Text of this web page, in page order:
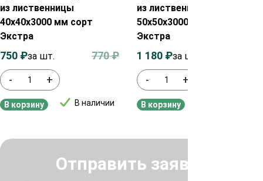
из лиственницы
40х40х3000 мм сорт
Экстра
- +
В наличии
770₽
750 ₽за шт.
В корзину
из лиственницы
50х50х3000 мм сорт
Экстра
- +
1 180 ₽за шт.
В корзину
Отправить заявку